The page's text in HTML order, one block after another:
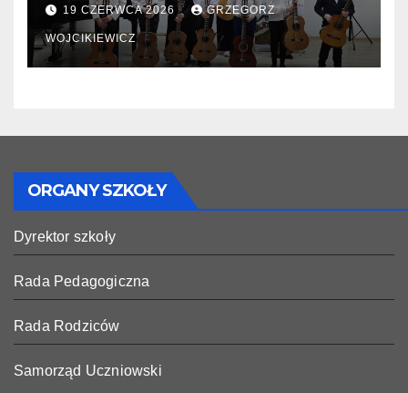
19 CZERWCA 2026 GRZEGORZ
WOJCIKIEWICZ
ORGANY SZKOŁY
Dyrektor szkoły
Rada Pedagogiczna
Rada Rodziców
Samorząd Uczniowski